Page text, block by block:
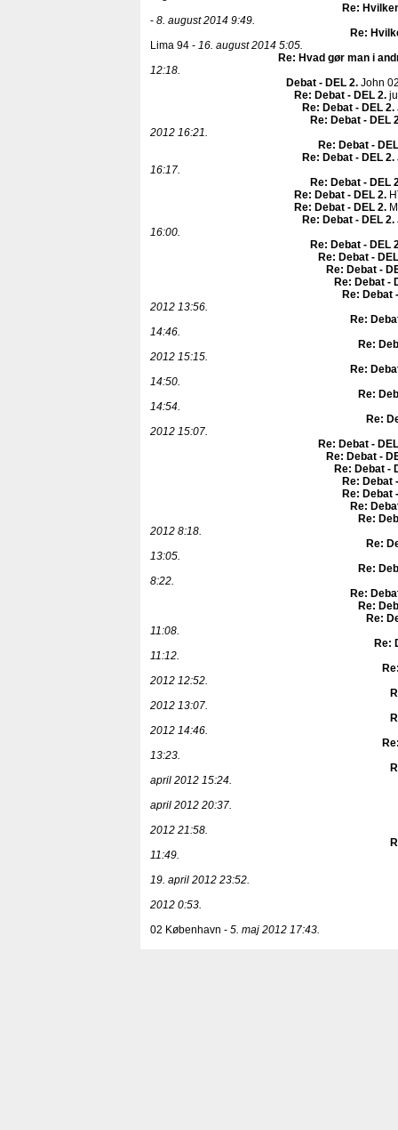
Re:
- 8. august 2014 9:49.
Re:
Lima 94 - 16. august 2014 5:05.
Re: Hvad gør man i
12:18.
Debat - DEL 2. John
Re: Debat - DEL 2.
Re: Debat - DEL 2.
Re: Debat - DEL
2012 16:21.
Re: Debat -
Re: Debat - DEL 2.
16:17.
Re: Debat - DEL
Re: Debat - DEL 2.
Re: Debat - DEL 2.
Re: Debat - DEL 2.
16:00.
Re: Debat - DEL
Re: Debat -
Re: Debat -
Re: Debat -
Re: Debat
2012 13:56.
Re:
14:46.
Re:
2012 15:15.
Re:
14:50.
Re:
14:54.
Re:
2012 15:07.
Re: Debat -
Re: Debat -
Re: Debat -
Re: Debat
Re: Debat
Re:
Re:
2012 8:18.
Re:
13:05.
Re:
8:22.
Re:
Re:
Re:
11:08.
Re:
11:12.
2012 12:52.
2012 13:07.
2012 14:46.
13:23.
april 2012 15:24.
april 2012 20:37.
2012 21:58.
11:49.
19. april 2012 23:52.
2012 0:53.
02 København - 5. maj 2012 17:43.